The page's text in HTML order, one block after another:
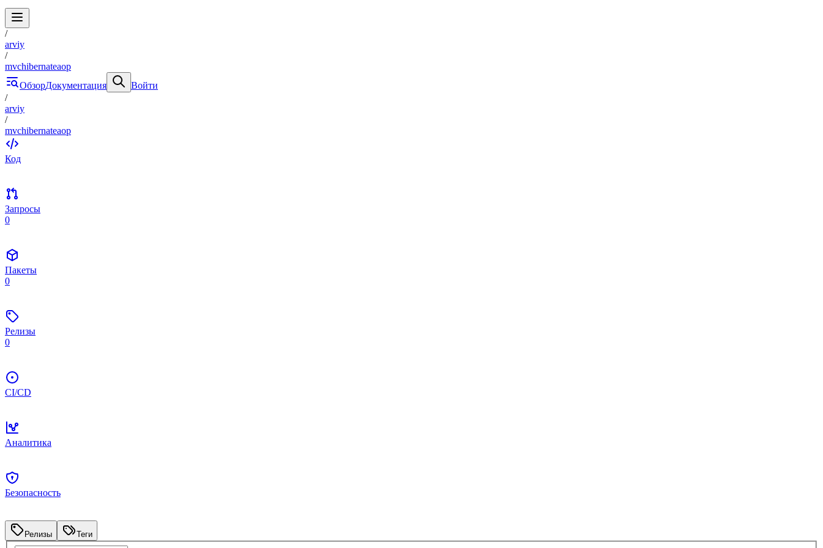
/
arviy
/
mvchibernateaop
ОбзорДокументация
Войти
/
arviy
/
mvchibernateaop
Код
Запросы
0
Пакеты
0
Релизы
0
CI/CD
Аналитика
Безопасность
Релизы Теги